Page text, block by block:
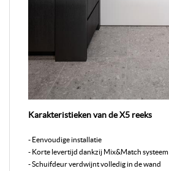
Karakteristieken van de X5 reeks
- Eenvoudige installatie
- Korte levertijd dankzij Mix&Match systeem
- Schuifdeur verdwijnt volledig in de wand